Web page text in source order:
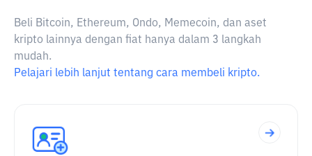
Beli Bitcoin, Ethereum, Ondo, Memecoin, dan aset
kripto lainnya dengan fiat hanya dalam 3 langkah
mudah.
Pelajari lebih lanjut tentang cara membeli kripto.